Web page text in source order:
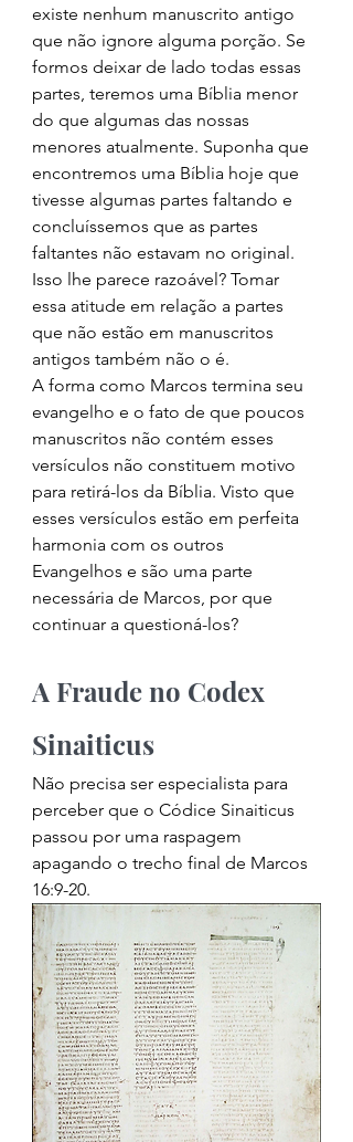
existe nenhum manuscrito antigo
que não ignore alguma porção. Se
formos deixar de lado todas essas
partes, teremos uma Bíblia menor
do que algumas das nossas
menores atualmente. Suponha que
encontremos uma Bíblia hoje que
tivesse algumas partes faltando e
concluíssemos que as partes
faltantes não estavam no original.
Isso lhe parece razoável? Tomar
essa atitude em relação a partes
que não estão em manuscritos
antigos também não o é.
A forma como Marcos termina seu
evangelho e o fato de que poucos
manuscritos não contém esses
versículos não constituem motivo
para retirá-los da Bíblia. Visto que
esses versículos estão em perfeita
harmonia com os outros
Evangelhos e são uma parte
necessária de Marcos, por que
continuar a questioná-los?
A Fraude no Codex
Sinaiticus
Não precisa ser especialista para
perceber que o Códice Sinaiticus
passou por uma raspagem
apagando o trecho final de Marcos
16:9-20.